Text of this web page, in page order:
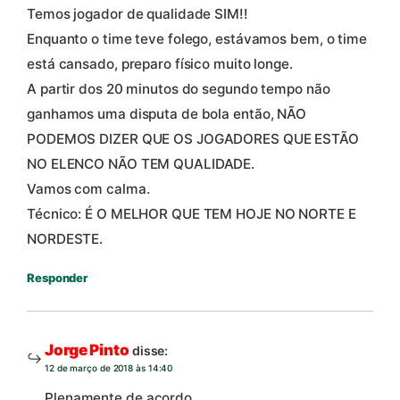
Temos jogador de qualidade SIM!!
Enquanto o time teve folego, estávamos bem, o time
está cansado, preparo físico muito longe.
A partir dos 20 minutos do segundo tempo não
ganhamos uma disputa de bola então, NÃO
PODEMOS DIZER QUE OS JOGADORES QUE ESTÃO
NO ELENCO NÃO TEM QUALIDADE.
Vamos com calma.
Técnico: É O MELHOR QUE TEM HOJE NO NORTE E
NORDESTE.
Responder
Jorge Pinto disse:
12 de março de 2018 às 14:40